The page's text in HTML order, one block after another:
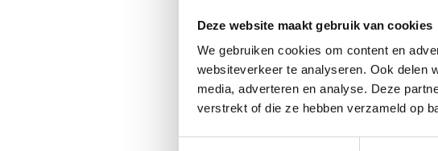
Deze website maakt gebruik van cookies
We gebruiken cookies om content en
websiteverkeer te analyseren. Ook delen
media, adverteren en analyse. Deze
verstrekt of die ze hebben verzameld op
gemeenten die mee willen stappen in het
basketbaltorens, die op een pleintje of
Daarnaast komen er 15 luxueuze ‘Cats